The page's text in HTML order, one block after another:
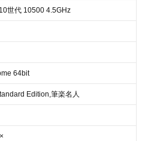
世代 10500 4.5GHz
64bit
Edition,筆楽名人